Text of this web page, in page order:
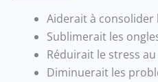
Aiderait à consolider
Sublimerait les
Réduirait le stress
Diminuerait les